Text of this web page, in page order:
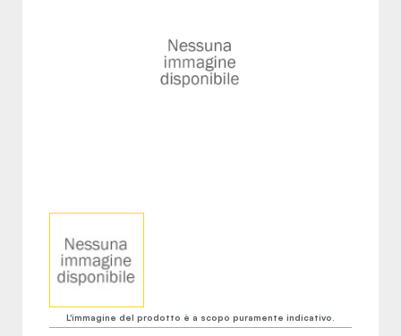
L'immagine del prodotto è a scopo puramente indicativo.